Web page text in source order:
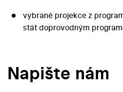
vybrané projekce z
stát doprovodným
Napište nám